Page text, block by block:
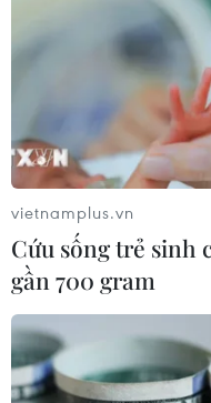
vietnamplus.vn
Cứu sống trẻ sinh
gần 700 gram